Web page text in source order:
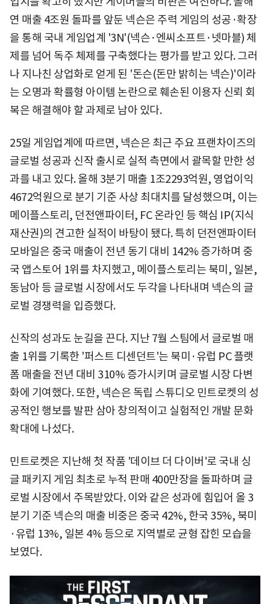
연 매출 4조원 돌파를 앞둔 넥슨은 주력 게임의 성공·확장
을 통해 국내 게임업계 '3N'(넥슨·엔씨소프트·넷마블) 체
제를 넘어 독주 체제를 구축했다는 평가를 받고 있다. 그러
나 지나친 상업화로 얻게 된 '돈슨(돈만 밝히는 넥슨)'이라
는 오명과 확률형 아이템 논란으로 훼손된 이용자 신뢰 회
복은 해결해야 할 과제로 남아 있다.
25일 게임업계에 따르면, 넥슨은 최근 주요 프랜차이즈의
글로벌 성공과 신작 출시로 실적 측면에서 괄목할 만한 성
과를 내고 있다. 올해 3분기 매출 1조2293억원, 영업이익
4672억원으로 분기 기준 사상 최대치를 달성했으며, 이는
메이플스토리, 던전앤파이터, FC 온라인 등 핵심 IP(지식
재산권)의 견고한 실적이 바탕이 됐다. 특히 던전앤파이터
모바일은 중국 매출이 전년 동기 대비 142% 증가하며 중
국 앱스토어 1위를 차지했고, 메이플스토리는 북미, 일본,
동남아 등 글로벌 시장에서도 두각을 나타내며 넥슨의 글
로벌 경쟁력을 입증했다.
신작의 성과도 눈길을 끈다. 지난 7월 스팀에서 글로벌 매
출 1위를 기록한 '퍼스트 디센던트'는 북미·유럽 PC 플랫
폼 매출을 전년 대비 310% 증가시키며 글로벌 시장 다변
화에 기여했다. 또한, 넥슨은 독립 스튜디오 민트로켓의 성
공적인 행보를 발판 삼아 창의적이고 실험적인 개발 문화
확대에 나섰다.
민트로켓은 지난해 첫 작품 '데이브 더 다이버'로 국내 싱
글 패키지 게임 최초로 누적 판매 400만장을 돌파하며 글
로벌 시장에서 주목받았다. 이와 같은 성과에 힘입어 올 3
분기 기준 넥슨의 매출 비중은 중국 42%, 한국 35%, 북미
·유럽 13%, 일본 4% 등으로 지역별로 균형 잡힌 모습을
보였다.